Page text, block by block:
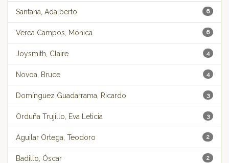
6
Santana, Adalberto
6
Verea Campos, Mónica
4
Joysmith, Claire
4
Novoa, Bruce
3
Domínguez Guadarrama, Ricardo
3
Orduña Trujillo, Eva Leticia
2
Aguilar Ortega, Teodoro
2
Badillo, Óscar